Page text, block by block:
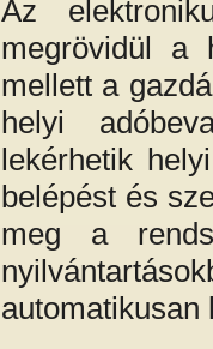
Az
megrövidül a
mellett a
helyi
lekérhetik
belépést és
meg a
automatikusan